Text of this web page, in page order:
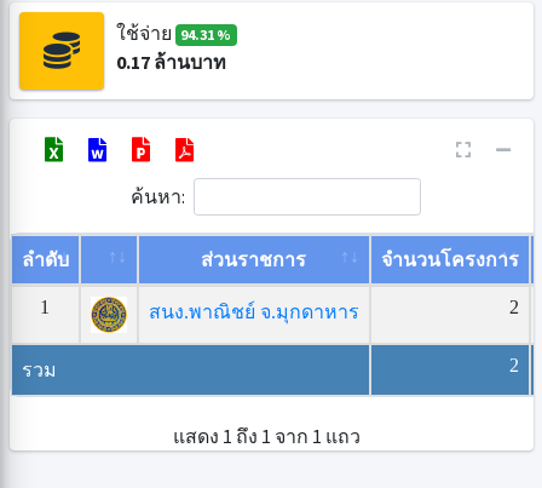
ใช้จ่าย 94.31 %
0.17ล้านบาท
ค้นหา:
ลำดับ ส่วนราชการ จำนวนโครงการ
1 สนง.พาณิชย์ จ.มุกดาหาร 2
รวม 2
แสดง 1 ถึง 1 จาก 1 แถว